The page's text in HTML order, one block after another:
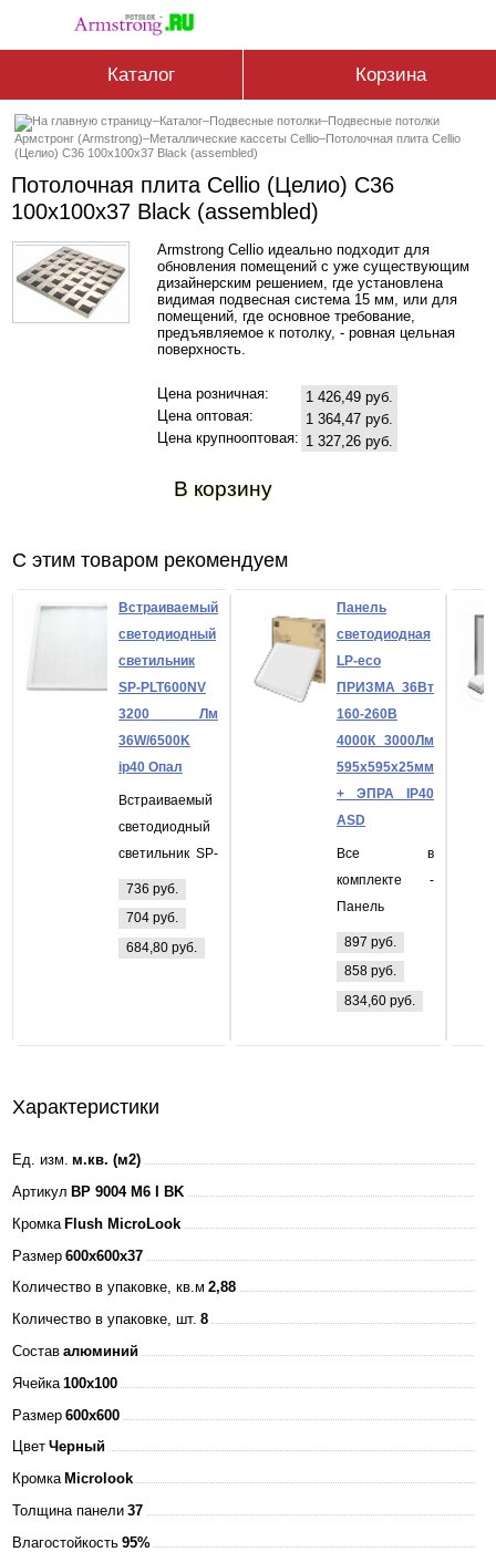
Каталог Корзина
–Каталог–Подвесные потолки–Подвесные потолки
Армстронг (Armstrong)–Металлические кассеты Cellio–Потолочная плита Cellio
(Целио) C36 100x100x37 Black (assembled)
Потолочная плита Cellio (Целио) C36
100x100x37 Black (assembled)
Armstrong Cellio идеально подходит для
обновления помещений с уже существующим
дизайнерским решением, где установлена
видимая подвесная система 15 мм, или для
помещений, где основное требование,
предъявляемое к потолку, - ровная цельная
поверхность.
Цена розничная:
1 426,49 руб.
Цена оптовая:
1 364,47 руб.
Цена крупнооптовая: 1 327,26 руб.
В корзину
С этим товаром рекомендуем
Встраиваемый
светодиодный
светильник
SP-PLT600NV
3200 Лм
36W/6500K
ip40 Опал
Встраиваемый
светодиодный
светильник SP-
PLT600NV 3200
Лм 36W/6500K
ip40 Опал
736 руб.
704 руб.
684,80 руб.
Панель
светодиодная
LP-eco
ПРИЗМА 36Вт
160-260В
4000К 3000Лм
595х595х25мм
+ ЭПРА IP40
ASD
Все в
комплекте -
Панель
светодиодная
LP-eco
ПРИЗМА 36Вт
160-260В
897 руб.
858 руб.
834,60 руб.
Характеристики
Ед. изм. м.кв. (м2)
Артикул BP 9004 M6 I BK
Кромка Flush MicroLook
Размер 600x600x37
Количество в упаковке, кв.м 2,88
Количество в упаковке, шт. 8
Состав алюминий
Ячейка 100x100
Размер 600x600
Цвет Черный
Кромка Microlook
Толщина панели 37
Влагостойкость 95%